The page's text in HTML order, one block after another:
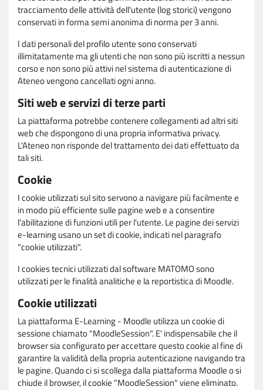
tracciamento delle attività dell'utente (log storici) vengono
conservati in forma semi anonima di norma per 3 anni.
I dati personali del profilo utente sono conservati
illimitatamente ma gli utenti che non sono più iscritti a nessun
corso e non sono più attivi nel sistema di autenticazione di
Ateneo vengono cancellati ogni anno.
Siti web e servizi di terze parti
La piattaforma potrebbe contenere collegamenti ad altri siti
web che dispongono di una propria informativa privacy.
L'Ateneo non risponde del trattamento dei dati effettuato da
tali siti.
Cookie
I cookie utilizzati sul sito servono a navigare più facilmente e
in modo più efficiente sulle pagine web e a consentire
l'abilitazione di funzioni utili per l'utente. Le pagine dei servizi
e-learning usano un set di cookie, indicati nel paragrafo
"cookie utilizzati".
I cookies tecnici utilizzati dal software MATOMO sono
utilizzati per le finalità analitiche e la reportistica di Moodle.
Cookie utilizzati
La piattaforma E-Learning - Moodle utilizza un cookie di
sessione chiamato "MoodleSession". E' indispensabile che il
browser sia configurato per accettare questo cookie al fine di
garantire la validità della propria autenticazione navigando tra
le pagine. Quando ci si scollega dalla piattaforma Moodle o si
chiude il browser, il cookie "MoodleSession" viene eliminato.